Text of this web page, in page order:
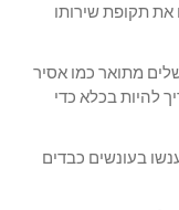
תקופת שירותו
מתואר כמו אסיר
להיות בכלא כדי
בעונשים כבדים